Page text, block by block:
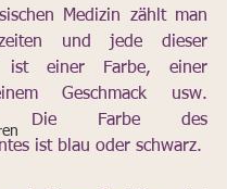
Medizin zählt man
und jede dieser
ist einer Farbe, einer
Geschmack usw.
Die Farbe des
ist blau oder schwarz.